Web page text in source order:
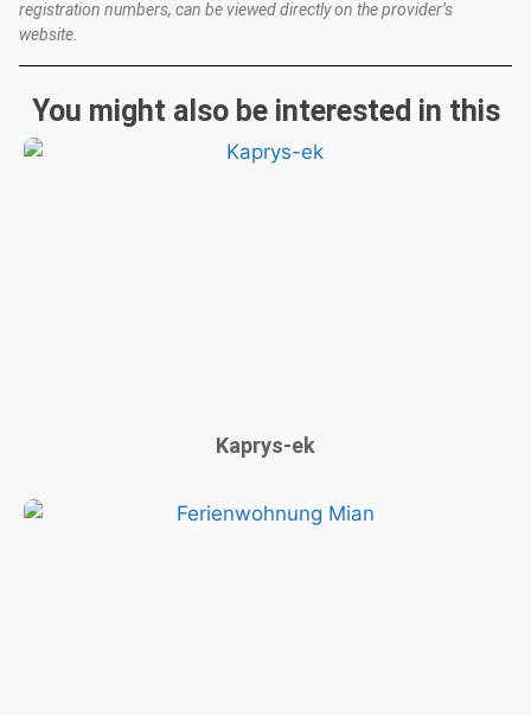
registration numbers, can be viewed directly on the provider’s
website.
You might also be interested in this
Kaprys-ek